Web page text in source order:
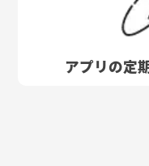
アプリの定